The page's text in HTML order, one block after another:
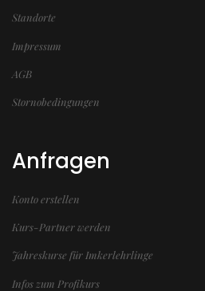
Standorte
Impressum
AGB
Stornobedingungen
Anfragen
Konto erstellen
Kurs-Partner werden
Jahreskurse für Imkerlehrlinge
Infos zum Profikurs